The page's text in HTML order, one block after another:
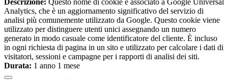
Descrizione: Questo nome di cookie è associato a Google Universal
Analytics, che è un aggiornamento significativo del servizio di
analisi più comunemente utilizzato da Google. Questo cookie viene
utilizzato per distinguere utenti unici assegnando un numero
generato in modo casuale come identificatore del cliente. È incluso
in ogni richiesta di pagina in un sito e utilizzato per calcolare i dati di
visitatori, sessioni e campagne per i rapporti di analisi dei siti.
Durata: 1 anno 1 mese